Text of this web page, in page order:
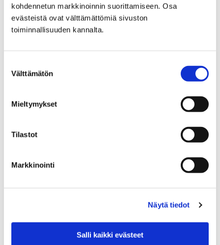
kohdennetun markkinoinnin suorittamiseen. Osa
evästeistä ovat välttämättömiä sivuston
toiminnallisuuden kannalta.
valinta
Välttämätön
Mieltymykset
Tilastot
Markkinointi
Näytä tiedot
Salli kaikki evästeet
huhtikuuta. Tilojen koosta riippuen kävijämääriä
rajoitetaan. Yläkouluikäisten ja sitä vanhempien
kävijöiden tulee käyttää kasvomaskia ja kaikkia
koronaturvallisesti.
12-vuotiaat ja sitä nuoremmat voivat edelleen
voivat harjoitella ulkotiloissa ilman henkilörajoituksia
oman joukkueen tai harjoitusryhmän kesken ja
toimintaa järjestetään korkeintaan 10 hengen
huomioiden ja kontakteja välttäen. Molemmissa